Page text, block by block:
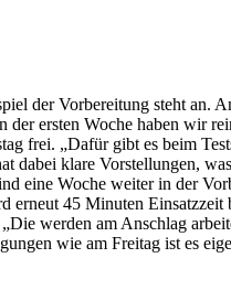
der Vorbereitung steht an.
der ersten Woche haben wir
frei. „Dafür gibt es beim
dabei klare Vorstellungen,
eine Woche weiter in der
erneut 45 Minuten
werden am Anschlag
wie am Freitag ist es